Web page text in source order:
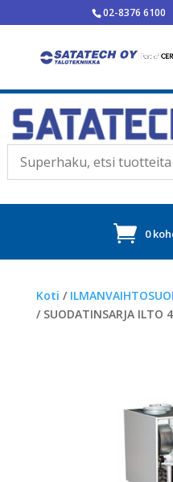
02-8376 6100
0
Koti /
/ SUODATINSARJA ILTO